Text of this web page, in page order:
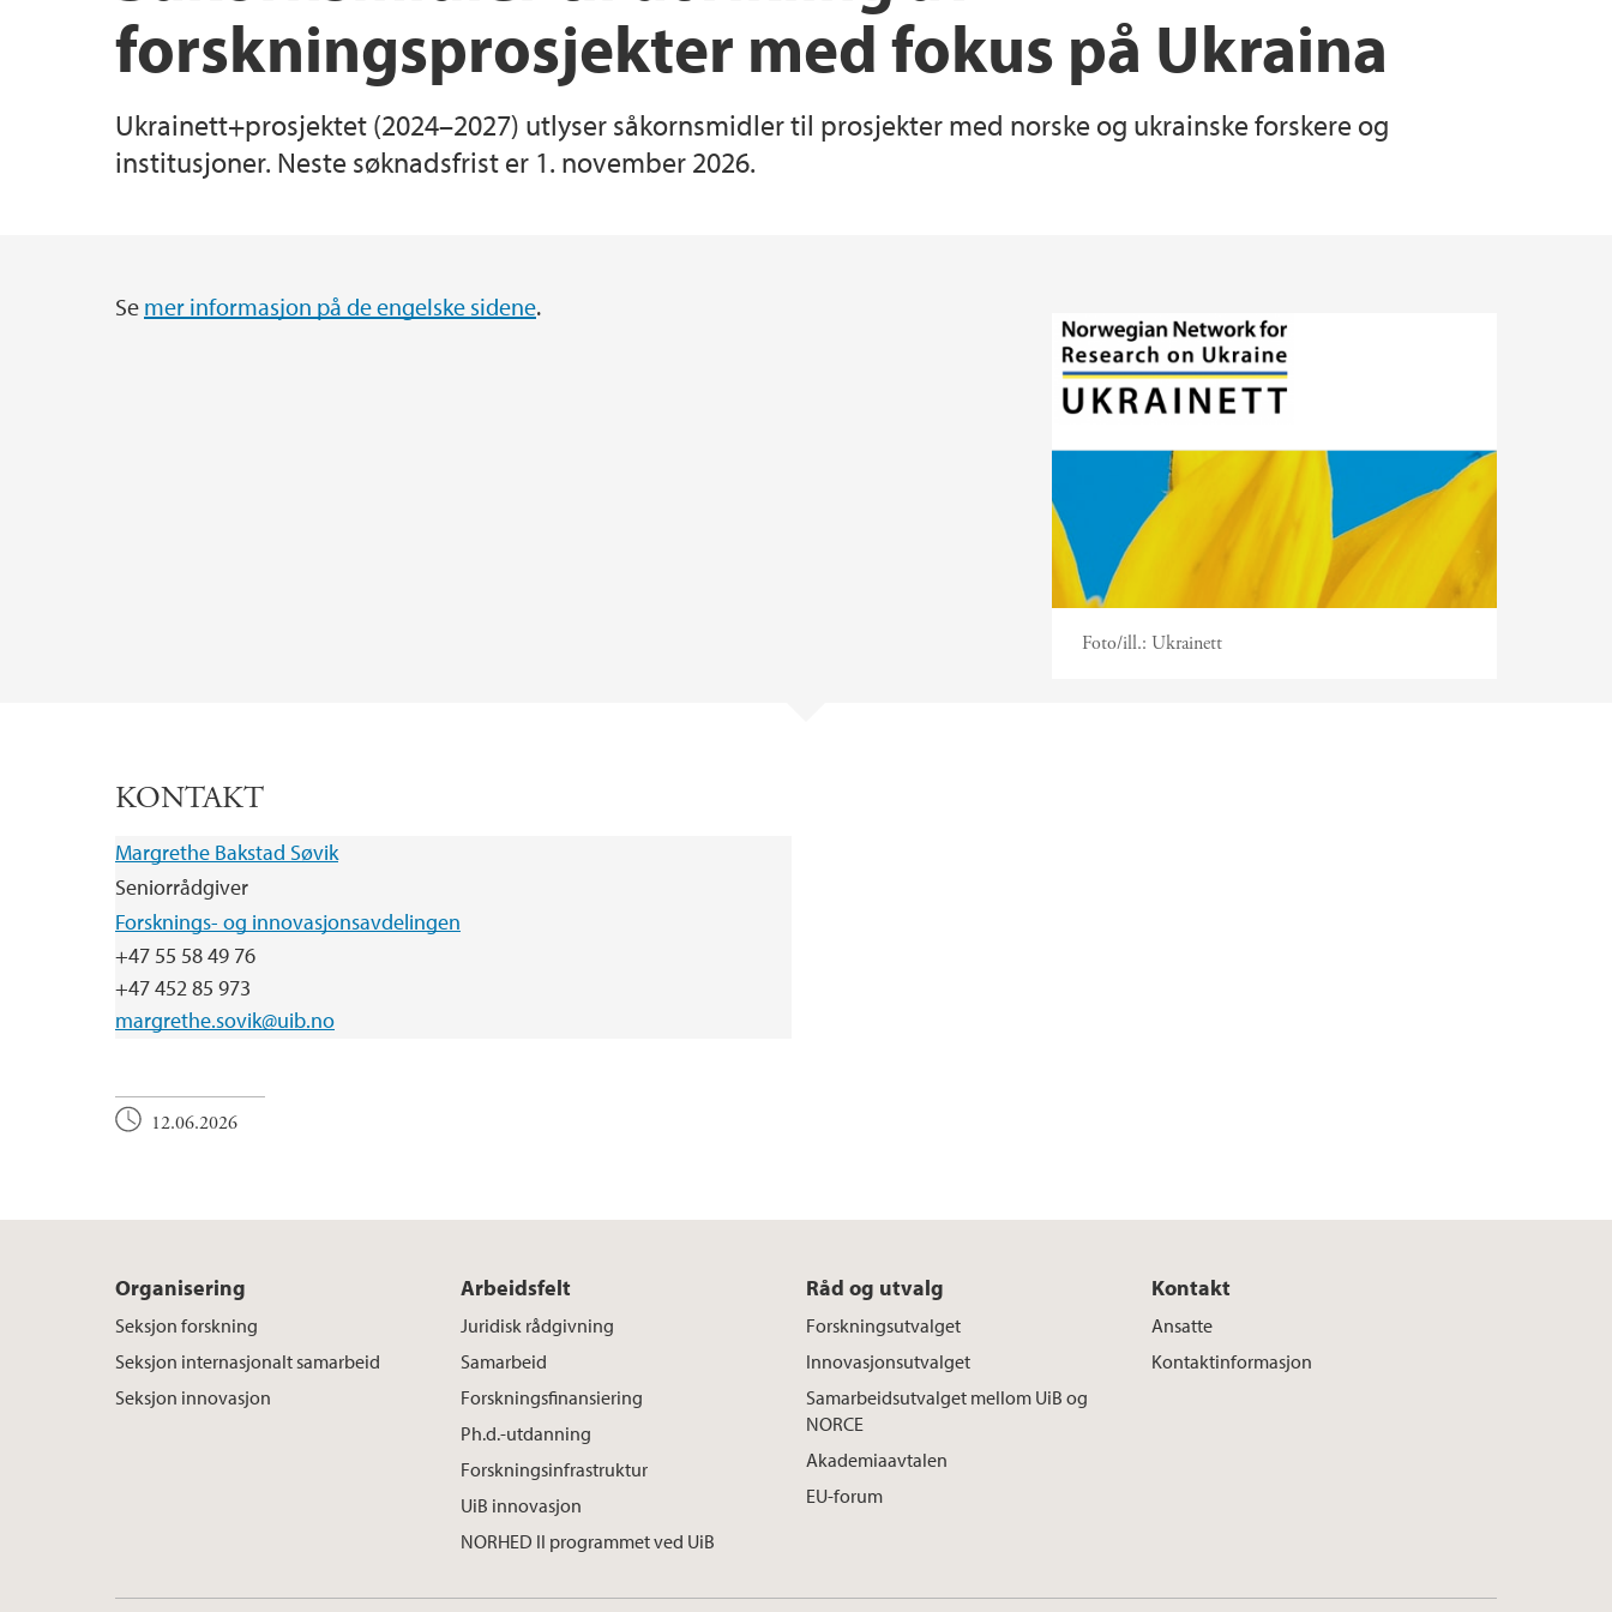
NORHED II programmet ved UiB
forskningsprosjekter med fokus på Ukraina
Ukrainett+prosjektet (2024–2027) utlyser såkornsmidler til prosjekter med norske og ukrainske forskere og
institusjoner. Neste søknadsfrist er 1. november 2026.
Hovedinnhold
Se mer informasjon på de engelske sidene.
Foto/ill.:Ukrainett
KONTAKT
Margrethe Bakstad Søvik
Seniorrådgiver
Forsknings- og innovasjonsavdelingen
+47 55 58 49 76
+47 452 85 973
margrethe.sovik@uib.no
12.06.2026
Organisering
Seksjon forskning
Seksjon internasjonalt samarbeid
Seksjon innovasjon
Arbeidsfelt
Juridisk rådgivning
Samarbeid
Forskningsfinansiering
Ph.d.-utdanning
Forskningsinfrastruktur
UiB innovasjon
NORHED II programmet ved UiB
Råd og utvalg
Forskningsutvalget
Innovasjonsutvalget
Samarbeidsutvalget mellom UiB og
NORCE
Akademiaavtalen
EU-forum
Kontakt
Ansatte
Kontaktinformasjon